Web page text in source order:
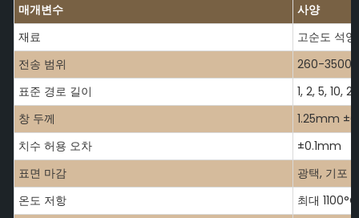
매개변수
사양
재료
고순도 석
전송 범위
260-
표준 경로 길이
1, 2, 5, 10,
창 두께
1.25mm
치수 허용 오차
±0.1mm
표면 마감
광택, 기포
온도 저항
최대 1100°C